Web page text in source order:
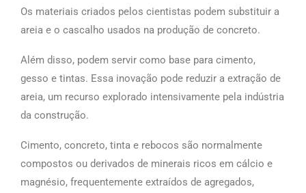
Os materiais criados pelos cientistas podem substituir a
areia e o cascalho usados na produção de concreto.
Além disso, podem servir como base para cimento,
gesso e tintas. Essa inovação pode reduzir a extração de
areia, um recurso explorado intensivamente pela indústria
da construção.
Cimento, concreto, tinta e rebocos são normalmente
compostos ou derivados de minerais ricos em cálcio e
magnésio, frequentemente extraídos de agregados,